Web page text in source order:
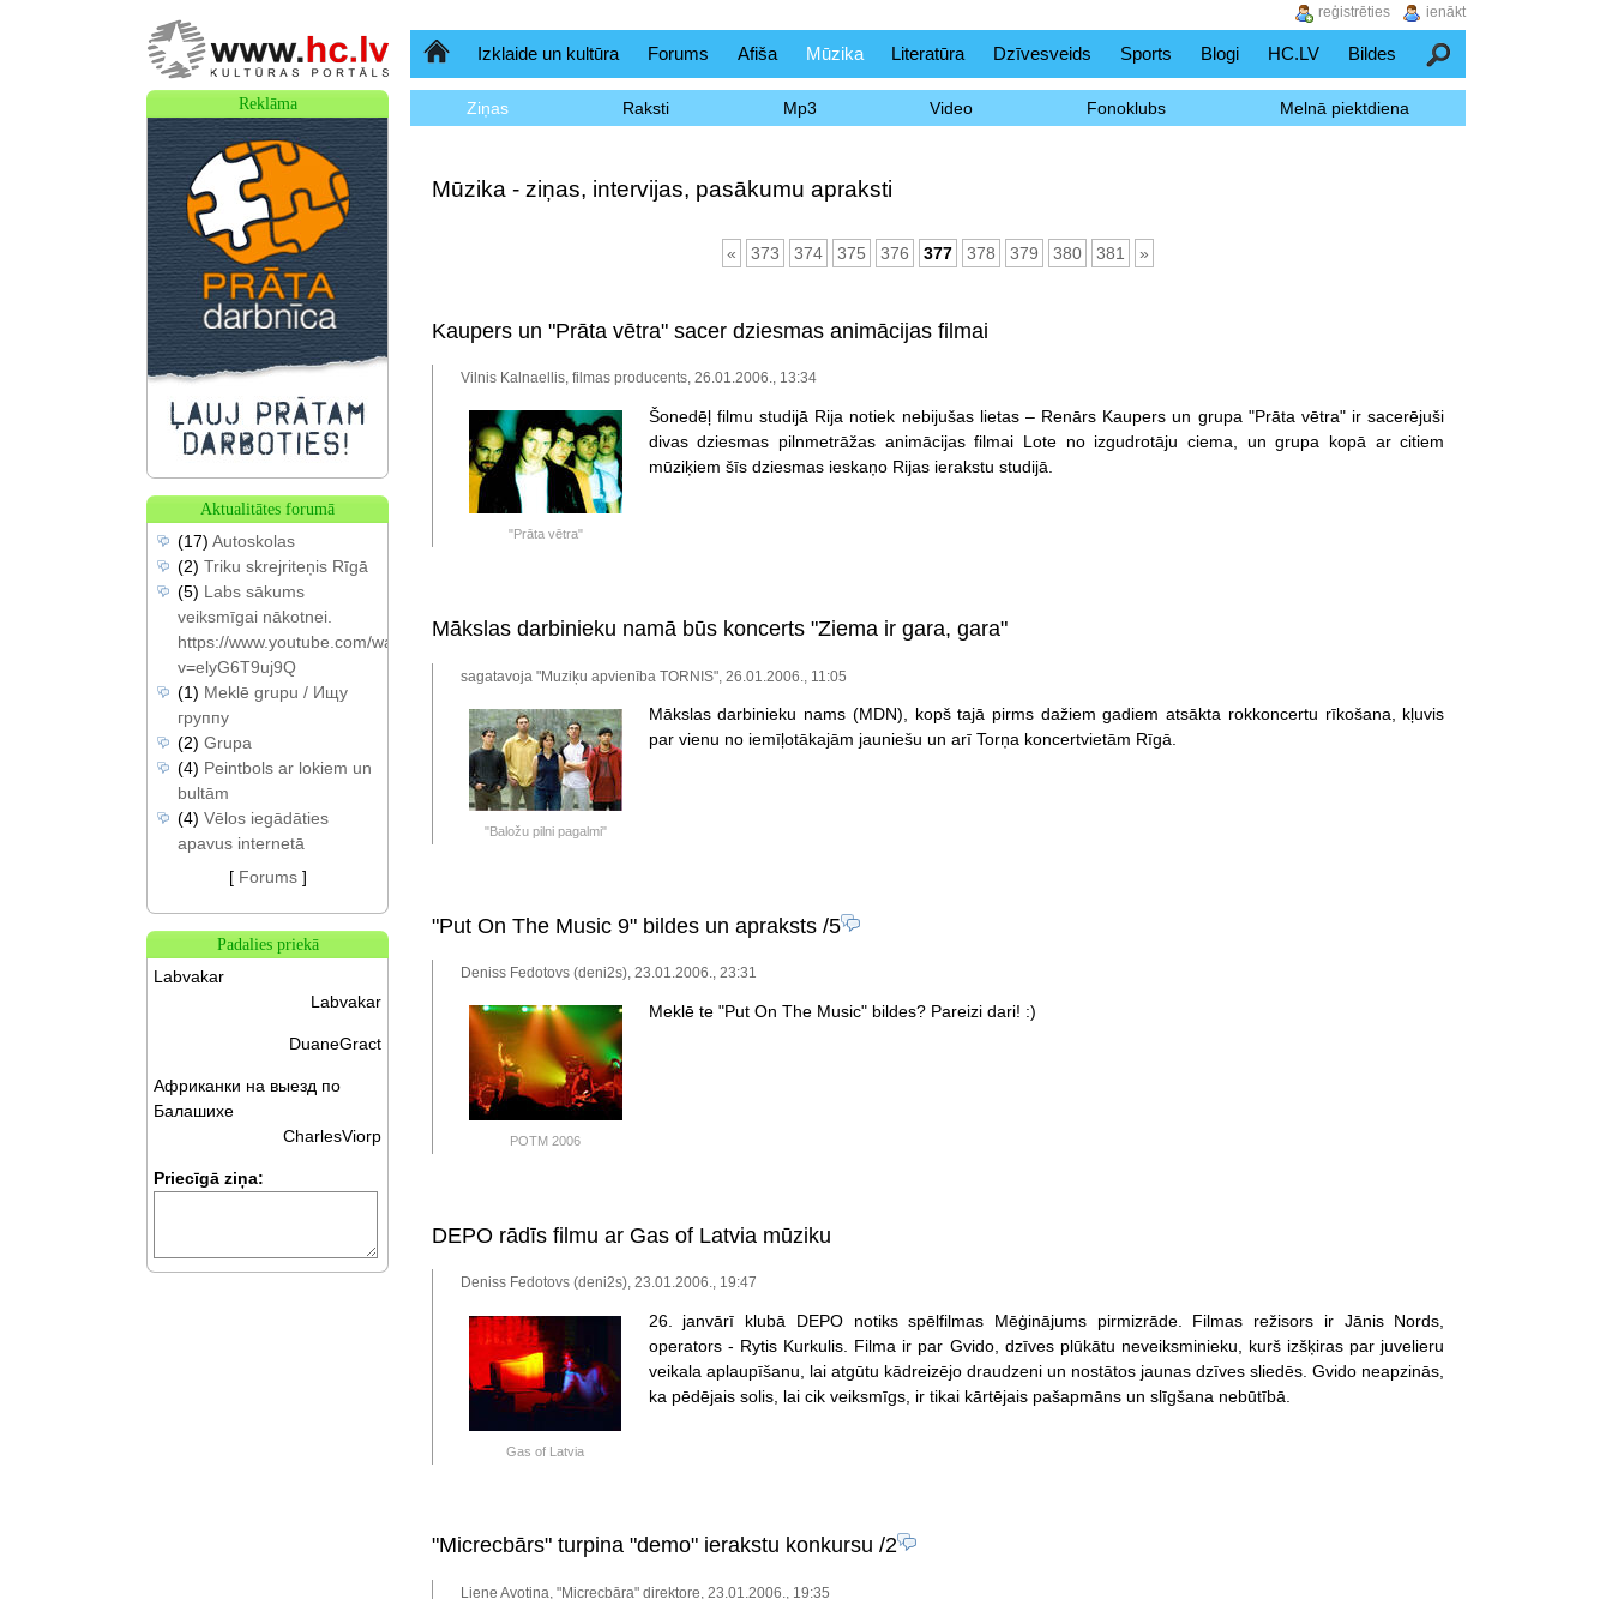
SākumlapaIzklaide un kultūra Forums Afiša Mūzika Literatūra Dzīvesveids Sports Blogi HC.LV Bildes Meklēšana
Ziņas Raksti Mp3 Video Fonoklubs Melnā piektdiena
Mūzika - ziņas, intervijas, pasākumu apraksti
« 373 374 375 376 377 378 379 380 381 »
Kaupers un "Prāta vētra" sacer dziesmas animācijas filmai
Vilnis Kalnaellis, filmas producents, 26.01.2006., 13:34
"Prāta vētra"
Šonedēļ filmu studijā Rija notiek nebijušas lietas – Renārs Kaupers un grupa "Prāta vētra" ir sacerējuši
divas dziesmas pilnmetrāžas animācijas filmai Lote no izgudrotāju ciema, un grupa kopā ar citiem
mūziķiem šīs dziesmas ieskaņo Rijas ierakstu studijā.
Mākslas darbinieku namā būs koncerts "Ziema ir gara, gara"
sagatavoja "Muziķu apvienība TORNIS", 26.01.2006., 11:05
"Baložu pilni pagalmi"
Mākslas darbinieku nams (MDN), kopš tajā pirms dažiem gadiem atsākta rokkoncertu rīkošana, kļuvis
par vienu no iemīļotākajām jauniešu un arī Torņa koncertvietām Rīgā.
"Put On The Music 9" bildes un apraksts/5
Deniss Fedotovs (deni2s), 23.01.2006., 23:31
POTM 2006
Meklē te "Put On The Music" bildes? Pareizi dari! :)
DEPO rādīs filmu ar Gas of Latvia mūziku
Deniss Fedotovs (deni2s), 23.01.2006., 19:47
Gas of Latvia
26. janvārī klubā DEPO notiks spēlfilmas Mēģinājums pirmizrāde. Filmas režisors ir Jānis Nords,
operators - Rytis Kurkulis. Filma ir par Gvido, dzīves plūkātu neveiksminieku, kurš izšķiras par juvelieru
veikala aplaupīšanu, lai atgūtu kādreizējo draudzeni un nostātos jaunas dzīves sliedēs. Gvido neapzinās,
ka pēdējais solis, lai cik veiksmīgs, ir tikai kārtējais pašapmāns un slīgšana nebūtībā.
"Micrecbārs" turpina "demo" ierakstu konkursu /2
Liene Avotiņa, "Micrecbāra" direktore, 23.01.2006., 19:35
Reklāma
Aktualitātes forumā
(17) Autoskolas
(2) Triku skrejriteņis Rīgā
(5) Labs sākums
veiksmīgai nākotnei.
https://www.youtube.com/watch?
v=elyG6T9uj9Q
(1) Meklē grupu / Ищу
группу
(2) Grupa
(4) Peintbols ar lokiem un
bultām
(4) Vēlos iegādāties
apavus internetā
[ Forums]
Padalies priekā
Labvakar
Labvakar
DuaneGract
Африканки на выезд по
Балашихе
CharlesViorp
Priecīgā ziņa:
ienākt
reģistrēties